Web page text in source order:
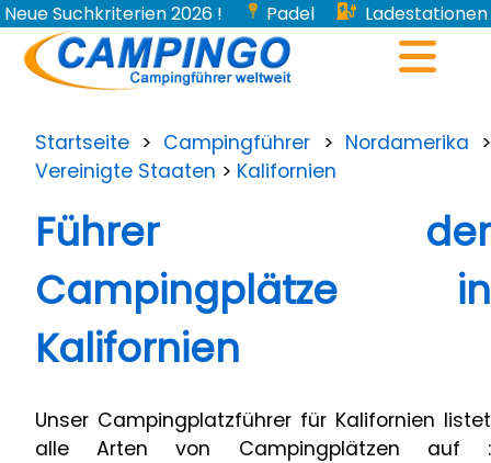
Neue Suchkriterien 2026 ! Padel
Ladestationen
für Elektroautos...
Startseite > Campingführer > Nordamerika >
Vereinigte Staaten > Kalifornien
Führer der
Campingplätze in
Kalifornien
Unser Campingplatzführer für Kalifornien listet
alle Arten von Campingplätzen auf :